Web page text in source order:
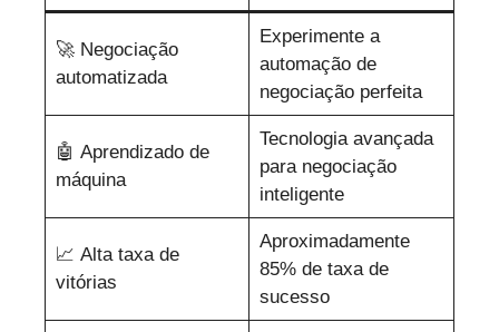
🚀 Negociação
automatizada
Experimente a
automação de
negociação perfeita
🤖 Aprendizado de
máquina
Tecnologia avançada
para negociação
inteligente
📈 Alta taxa de
vitórias
Aproximadamente
85% de taxa de
sucesso